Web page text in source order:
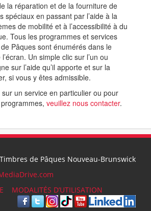
la réparation et de la fourniture de
spéciaux en passant par l’aide à la
de mobilité et à l’accessibilité à du
Tous les programmes et services
Pâques sont énumérés dans le
Un simple clic sur l’un ou
sur l’aide qu’il apporte et sur la
si vous y êtes admissible.
un service en particulier ou pour
veuillez nous contacter.
de Pâques Nouveau-Brunswick
MODALITÉS D’UTILISATION